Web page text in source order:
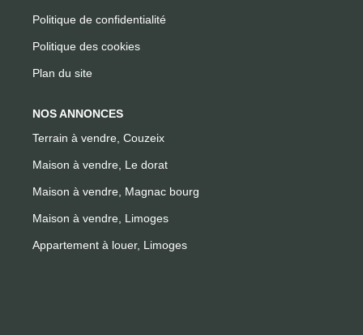
Politique de confidentialité
Politique des cookies
Plan du site
NOS ANNONCES
Terrain à vendre, Couzeix
Maison à vendre, Le dorat
Maison à vendre, Magnac bourg
Maison à vendre, Limoges
Appartement à louer, Limoges